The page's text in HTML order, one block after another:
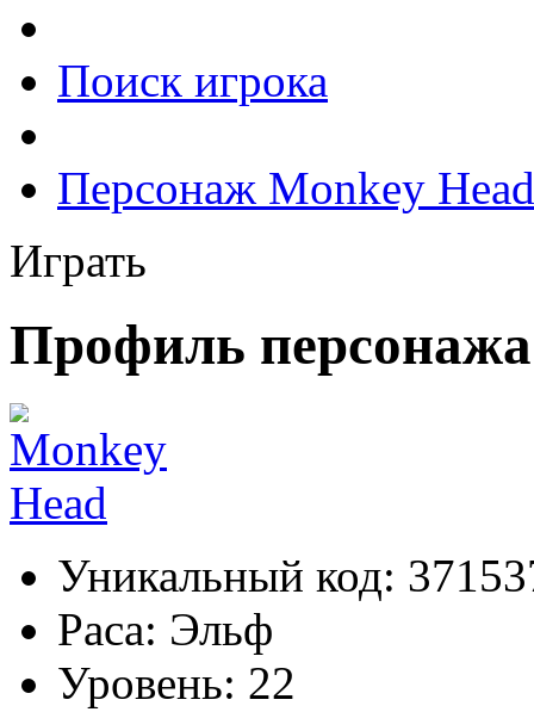
Поиск игрока
Персонаж Monkey Head
Играть
Профиль
Уникальный код:
Раса: Эльф
Уровень: 22